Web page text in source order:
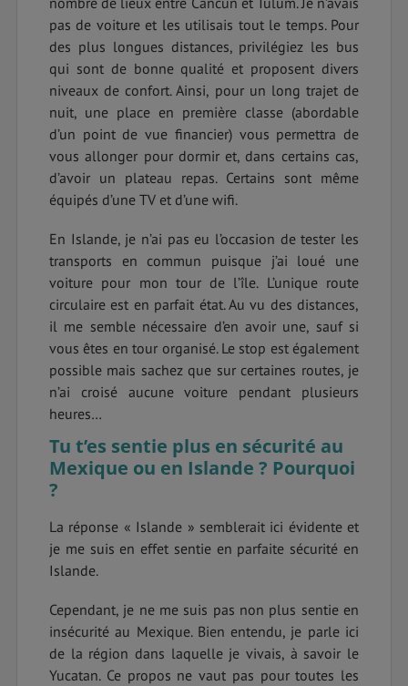
pas de voiture et les utilisais tout le temps. Pour
des plus longues distances, privilégiez les bus
qui sont de bonne qualité et proposent divers
niveaux de confort. Ainsi, pour un long trajet de
nuit, une place en première classe (abordable
d’un point de vue financier) vous permettra de
vous allonger pour dormir et, dans certains cas,
d’avoir un plateau repas. Certains sont même
équipés d’une TV et d’une wifi.
En Islande, je n’ai pas eu l’occasion de tester les
transports en commun puisque j’ai loué une
voiture pour mon tour de l’île. L’unique route
circulaire est en parfait état. Au vu des distances,
il me semble nécessaire d’en avoir une, sauf si
vous êtes en tour organisé. Le stop est également
possible mais sachez que sur certaines routes, je
n’ai croisé aucune voiture pendant plusieurs
heures…
Tu t’es sentie plus en sécurité au
Mexique ou en Islande ? Pourquoi
?
La réponse « Islande » semblerait ici évidente et
je me suis en effet sentie en parfaite sécurité en
Islande.
Cependant, je ne me suis pas non plus sentie en
insécurité au Mexique. Bien entendu, je parle ici
de la région dans laquelle je vivais, à savoir le
Yucatan. Ce propos ne vaut pas pour toutes les